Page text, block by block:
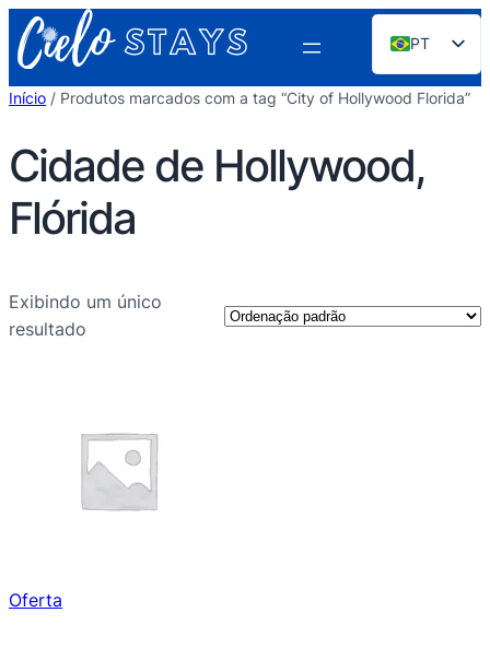
Pular
para
conteúdo
PT
EN
FR
DE
Início / Produtos marcados com a tag “City of Hollywood Florida”
Cidade de Hollywood,
Flórida
Exibindo um único
resultado
Oferta